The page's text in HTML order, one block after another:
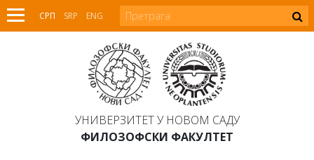
СРП SRP ENG
УНИВЕРЗИТЕТ У НОВОМ САДУ
ФИЛОЗОФСКИ ФАКУЛТЕТ